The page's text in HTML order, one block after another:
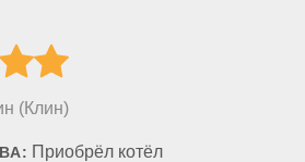
(Клин)
Приобрёл котёл